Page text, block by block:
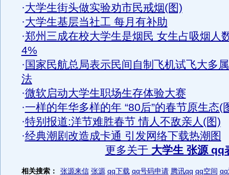
·大学生街头做实验劝市民戒烟(图)
·大学生基层当社工 每月有补助
·郑州三成在校大学生是烟民 女生占吸烟人
4%
· 国家民航总局表示民间自制飞机试飞大多
法
·微软启动大学生职场生存体验大赛
·一样的年华多样的年 “80后”的春节原生态(
·特别报道:洋节难胜春节 情人不敌亲人(图)
·经典潮剧改造成卡通 引发网络下载热潮图
更多关于 大学生 张源 qq
相关搜索： 张源来信 张源 qq下载 qq号码申请 腾讯qq qq空间